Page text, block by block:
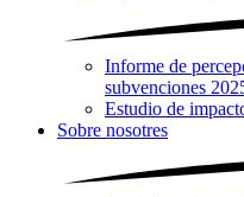
Informe de
subvenciones
Estudio de
Sobre nosotres